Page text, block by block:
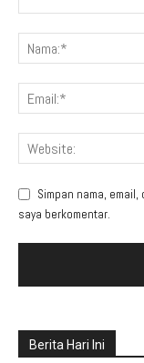
Simpan nama,
saya berkomentar.
Berita Hari Ini